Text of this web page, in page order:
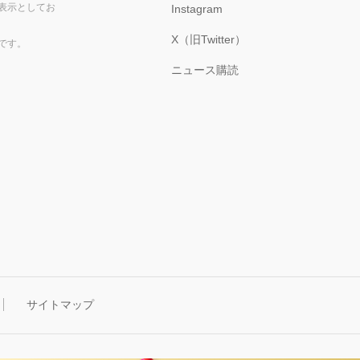
示としてお
す。
Instagram
X（旧Twitter）
ニュース購読
サイトマップ